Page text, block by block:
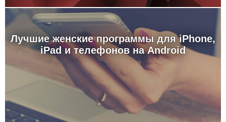
Лучшие женские программы для iPhone,
iPad и телефонов на Android